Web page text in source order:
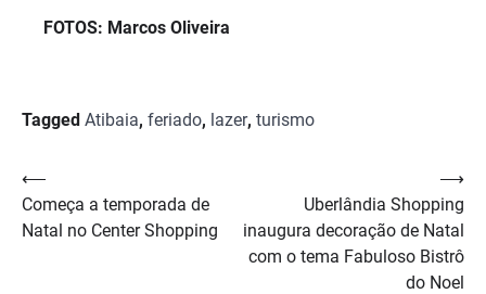
FOTOS: Marcos Oliveira
Tagged Atibaia, feriado, lazer, turismo
Navegação
de
⟵
Começa a temporada de
Natal no Center Shopping
Uberlândia Shopping
inaugura decoração de Natal
com o tema Fabuloso Bistrô
do Noel
⟶